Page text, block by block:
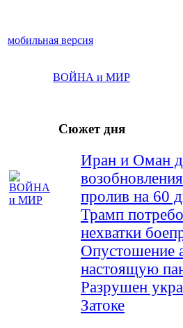
мобильная версия
ВОЙНА и МИР
Сюжет дня
Иран и Оман
пролив на 60
Трамп
нехватки
Опустошение
настоящую
Разрушен
Затоке